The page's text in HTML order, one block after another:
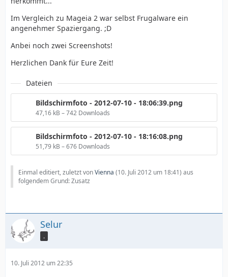
Im Vergleich zu Mageia 2 war selbst Frugalware ein
angenehmer Spaziergang. ;D
Anbei noch zwei Screenshots!
Herzlichen Dank für Eure Zeit!
Dateien
Bildschirmfoto - 2012-07-10 - 18:06:39.png
47,16 kB – 742 Downloads
Bildschirmfoto - 2012-07-10 - 18:16:08.png
51,79 kB – 676 Downloads
Einmal editiert, zuletzt vonVienna (10. Juli 2012 um 18:41) aus
folgendem Grund: Zusatz
Selur
.
10. Juli 2012 um 22:35